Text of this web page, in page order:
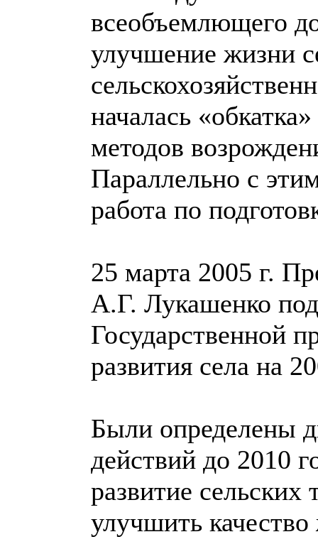
всеобъемлющего
улучшение жизни
началась
методов
Параллельно с
работа по
25 марта 2005 г.
А.Г. Лукашенко
Государственной
развития села на
Были определены
действий до 2010
развитие сельских
улучшить